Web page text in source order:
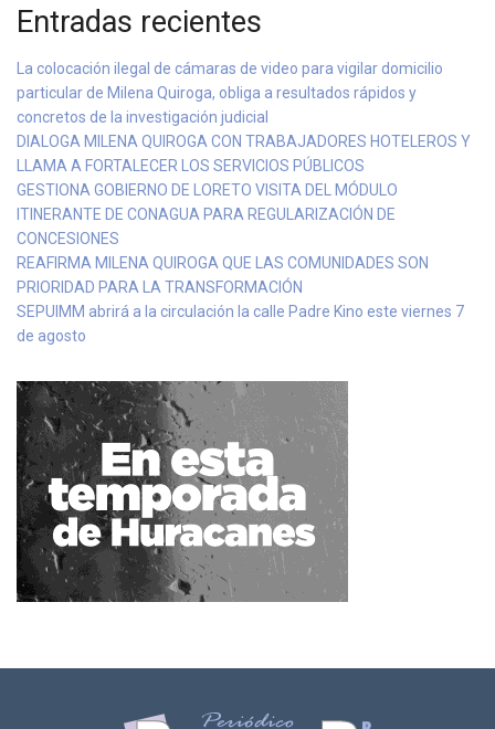
Entradas recientes
La colocación ilegal de cámaras de video para vigilar domicilio
particular de Milena Quiroga, obliga a resultados rápidos y
concretos de la investigación judicial
DIALOGA MILENA QUIROGA CON TRABAJADORES HOTELEROS Y
LLAMA A FORTALECER LOS SERVICIOS PÚBLICOS
GESTIONA GOBIERNO DE LORETO VISITA DEL MÓDULO
ITINERANTE DE CONAGUA PARA REGULARIZACIÓN DE
CONCESIONES
REAFIRMA MILENA QUIROGA QUE LAS COMUNIDADES SON
PRIORIDAD PARA LA TRANSFORMACIÓN
SEPUIMM abrirá a la circulación la calle Padre Kino este viernes 7
de agosto